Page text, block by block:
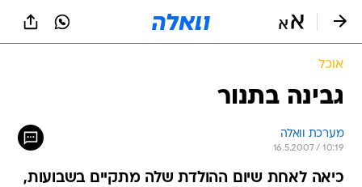
אוכל
גבינה בתנור
מערכת וואלה
16.5.2007 / 10:19
כיאה לאחת שיום ההולדת שלה מתקיים בשבועות,